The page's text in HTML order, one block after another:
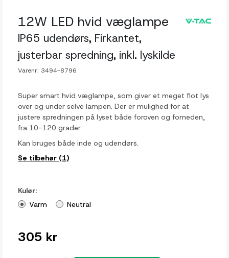
12W LED hvid væglampe
IP65 udendørs, Firkantet,
justerbar spredning, inkl. lyskilde
Varenr: 3494-8796
Super smart hvid væglampe, som giver et meget flot lys
over og under selve lampen. Der er mulighed for at
justere spredningen på lyset både foroven og forneden,
fra 10-120 grader.
Kan bruges både inde og udendørs.
Se tilbehør (1)
Kulør:
Varm
Neutral
305 kr